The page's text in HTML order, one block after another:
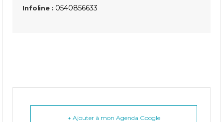
Infoline : 0540856633
+ Ajouter à mon Agenda Google